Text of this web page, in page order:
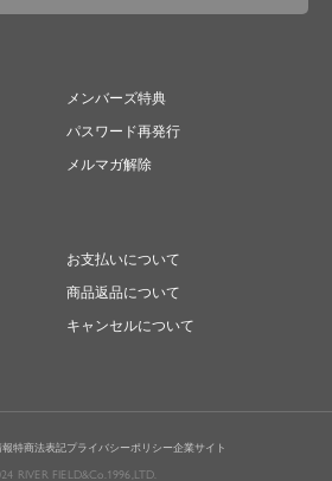
メンバーズ特典
パスワード再発行
メルマガ解除
お支払いについて
商品返品について
キャンセルについて
報特商法表記プライバシーポリシー企業サイト
RIVER FIELD&Co.1996,LTD.